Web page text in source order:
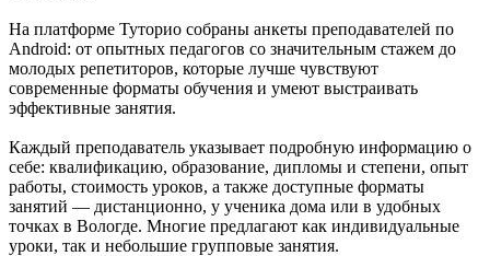
На платформе Туторио собраны анкеты преподавателей по
Android: от опытных педагогов со значительным стажем до
молодых репетиторов, которые лучше чувствуют
современные форматы обучения и умеют выстраивать
эффективные занятия.
Каждый преподаватель указывает подробную информацию о
себе: квалификацию, образование, дипломы и степени, опыт
работы, стоимость уроков, а также доступные форматы
занятий — дистанционно, у ученика дома или в удобных
точках в Вологде. Многие предлагают как индивидуальные
уроки, так и небольшие групповые занятия.